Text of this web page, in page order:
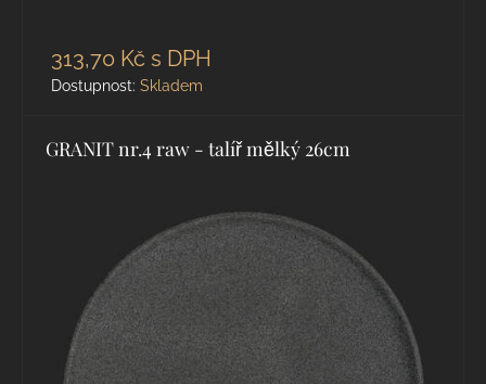
313,70 Kč s DPH
Dostupnost: Skladem
GRANIT nr.4 raw - talíř mělký 26cm